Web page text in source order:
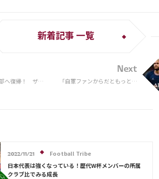
へ復帰！ ザン
新着記事 一覧
Next
「自軍ファンからだともっと悲
2022/11/21
Football Tribe
日本代表は強くなっている！歴代W杯メンバーの所属
クラブ比でみる成長